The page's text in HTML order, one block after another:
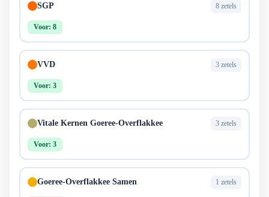
SGP 8 zetels
Voor: 8
VVD 3 zetels
Voor: 3
Vitale Kernen Goeree-Overflakkee 3 zetels
Voor: 3
Goeree-Overflakkee Samen 1 zetels